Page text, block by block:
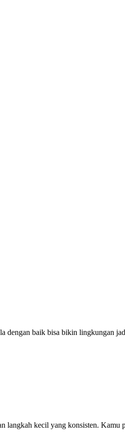
dengan baik bisa bikin lingkungan
langkah kecil yang konsisten.